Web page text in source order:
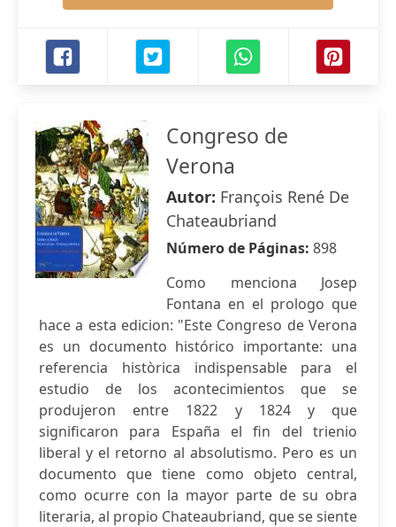
Congreso de
Verona
Autor: François René De
Chateaubriand
Número de Páginas: 898
Como menciona Josep
Fontana en el prologo que
hace a esta edicion: "Este Congreso de Verona
es un documento histórico importante: una
referencia històrica indispensable para el
estudio de los acontecimientos que se
produjeron entre 1822 y 1824 y que
significaron para España el fin del trienio
liberal y el retorno al absolutismo. Pero es un
documento que tiene como objeto central,
como ocurre con la mayor parte de su obra
literaria, al propio Chateaubriand, que se siente